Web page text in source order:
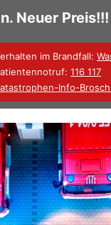
Neuer
im Brandfall:
116 117
Info-